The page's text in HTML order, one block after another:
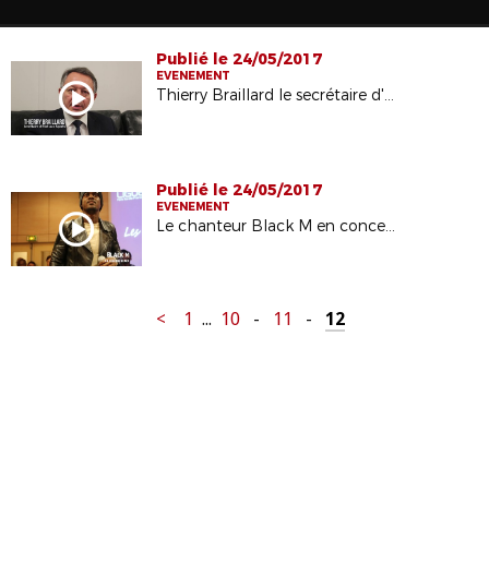
Publié le 24/05/2017
EVENEMENT
Thierry Braillard le secrétaire d'état aux sports en visite à la ligue de Paris
Publié le 24/05/2017
EVENEMENT
Le chanteur Black M en concert à la Ligue
< 1 ... 10 - 11 - 12